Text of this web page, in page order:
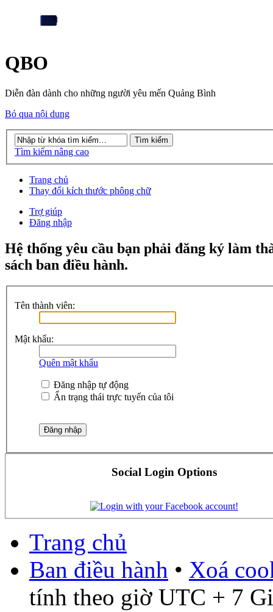
QBO
Diễn đàn dành cho những người yêu mến Quảng Bình
Bỏ qua nội dung
Tìm kiếm nâng cao
Trang chủ
Thay đổi kích thước phông chữ
Trợ giúp
Đăng nhập
Hệ thống yêu cầu bạn phải đăng ký làm
sách ban điều hành.
Tên thành viên:
Mật khẩu:
Quên mật khẩu
Đăng nhập tự động
Ẩn trạng thái trực tuyến của tôi
Social Login Options
Trang chủ
Ban điều hành • Xoá
tính theo giờ UTC + 7